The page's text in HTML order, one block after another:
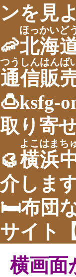
ンを見
🦐北海
ほっかいど
通信販
つうしんはんば
🍮ksfg-
取り寄
🥮横浜
よこはまち
介しま
🛏布団
サイト
横画面